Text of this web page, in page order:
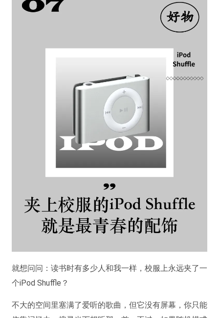
就想问问：读书时有多少人和我一样，校服上永远夹了一
个iPod Shuffle？
不大的空间里塞满了爱听的歌曲，但它没有屏幕，你只能